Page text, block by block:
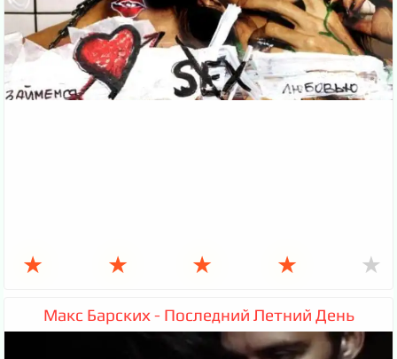
★ ★ ★ ★ ★
Макс Барских - Последний Летний День